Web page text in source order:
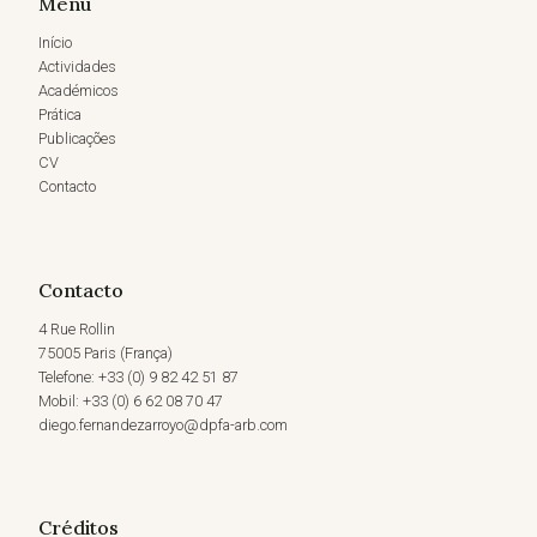
Início
Actividades
Académicos
Prática
Publicações
CV
Contacto
Contacto
4 Rue Rollin
75005 Paris (França)
Telefone: +33 (0) 9 82 42 51 87
Mobil: +33 (0) 6 62 08 70 47
diego.fernandezarroyo@dpfa-arb.com
Créditos